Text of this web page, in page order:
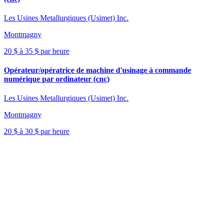
Les Usines Metallurgiques (Usimet) Inc.
Montmagny
20 $ à 35 $ par heure
Opérateur/opératrice de machine d'usinage à commande
numérique par ordinateur (cnc)
Les Usines Metallurgiques (Usimet) Inc.
Montmagny
20 $ à 30 $ par heure